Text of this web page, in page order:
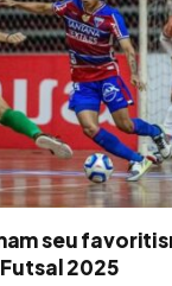
seu
2025